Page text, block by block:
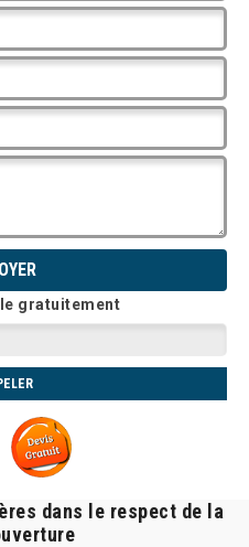
gratuitement
dans le respect de la